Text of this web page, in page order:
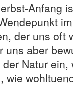
Anfang
der uns oft
uns aber
der Natur ein,
wie